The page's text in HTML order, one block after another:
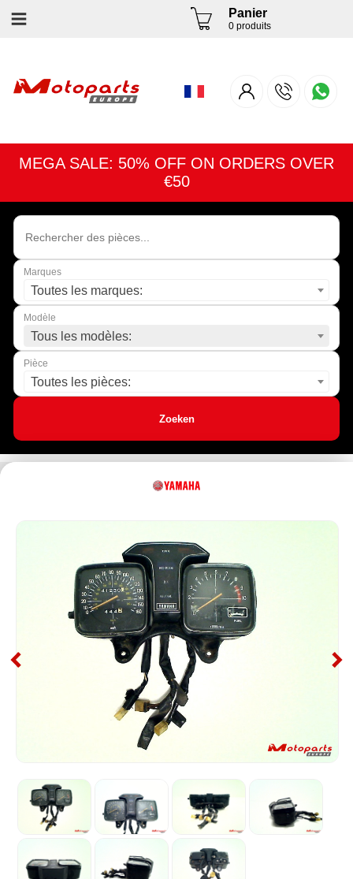
Panier
0 produits
MEGA SALE: 50% OFF ON ORDERS OVER
€50
Marques
Toutes les marques:
Modèle
Tous les modèles:
Pièce
Toutes les pièces:
Zoeken